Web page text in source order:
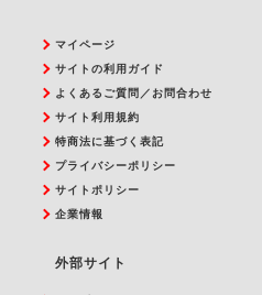
マイページ
サイトの利用ガイド
よくあるご質問／お問合わせ
サイト利用規約
特商法に基づく表記
プライバシーポリシー
サイトポリシー
企業情報
外部サイト